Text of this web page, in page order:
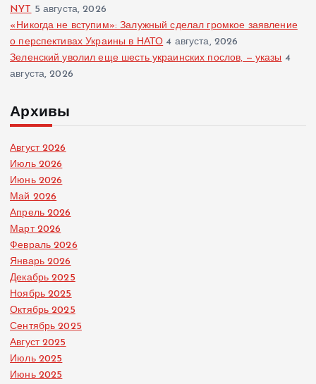
NYT 5 августа, 2026
«Никогда не вступим»: Залужный сделал громкое заявление
о перспективах Украины в НАТО 4 августа, 2026
Зеленский уволил еще шесть украинских послов, — указы 4
августа, 2026
Архивы
Август 2026
Июль 2026
Июнь 2026
Май 2026
Апрель 2026
Март 2026
Февраль 2026
Январь 2026
Декабрь 2025
Ноябрь 2025
Октябрь 2025
Сентябрь 2025
Август 2025
Июль 2025
Июнь 2025